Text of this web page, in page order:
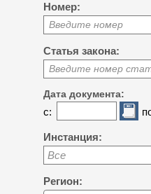
Номер:
Введите номер
Статья закона:
Введите номер
Дата документа:
с:
Инстанция:
Все
Регион: